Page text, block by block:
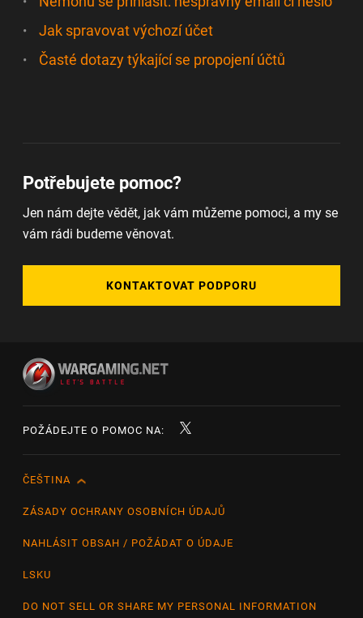
Jak spravovat výchozí účet
Časté dotazy týkající se propojení účtů
Potřebujete pomoc?
Jen nám dejte vědět, jak vám můžeme pomoci, a my se
vám rádi budeme věnovat.
KONTAKTOVAT PODPORU
POŽÁDEJTE O POMOC NA:
English
Čeština
Français
ČEŠTINA
ZÁSADY OCHRANY OSOBNÍCH ÚDAJŮ
NAHLÁSIT OBSAH / POŽÁDAT O ÚDAJE
LSKU
DO NOT SELL OR SHARE MY PERSONAL INFORMATION